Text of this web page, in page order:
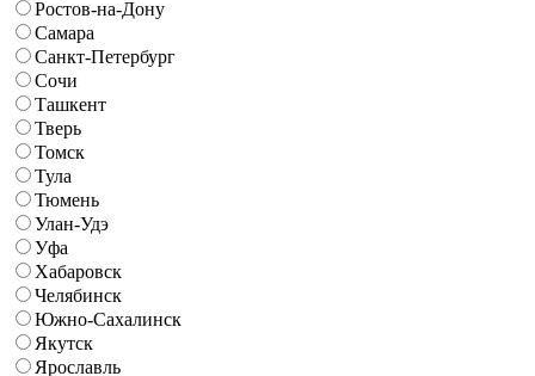
Ростов-на-Дону
Самара
Санкт-Петербург
Сочи
Ташкент
Тверь
Томск
Тула
Тюмень
Улан-Удэ
Уфа
Хабаровск
Челябинск
Южно-Сахалинск
Якутск
Ярославль